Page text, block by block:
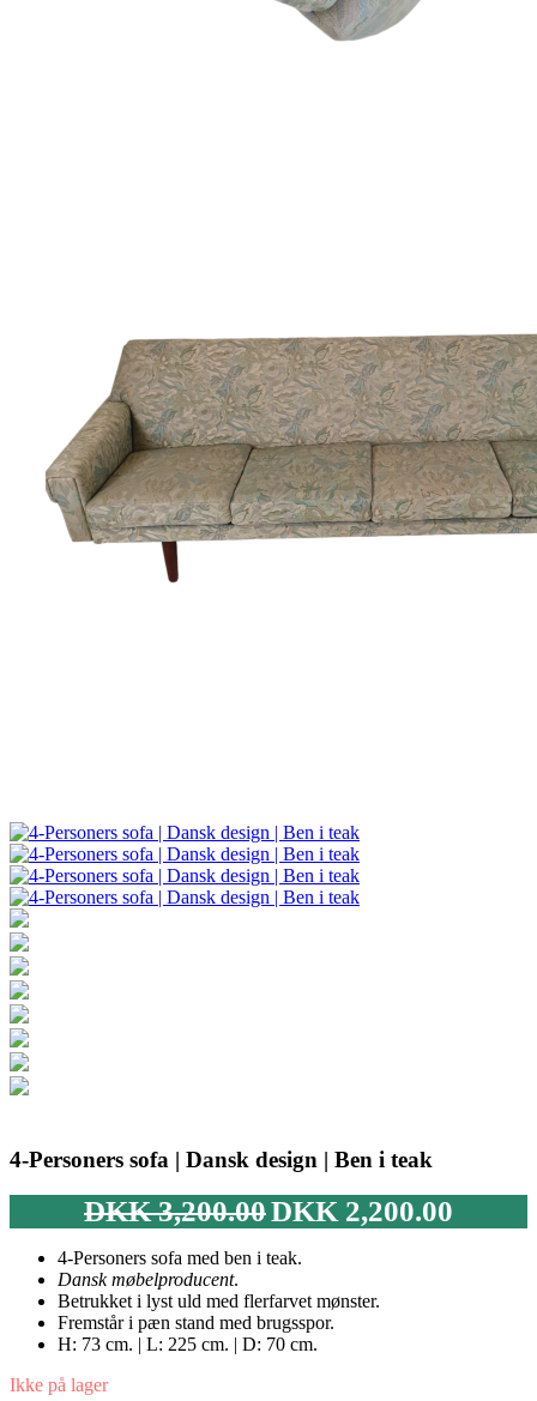
4-Personers sofa | Dansk design | Ben i teak
DKK3,200.00 Den
oprindelige
pris
var:
DKK 3,200.00.
DKK2,200.00aktuelle
4-Personers sofa med ben i teak.
Dansk møbelproducent.
Betrukket i lyst uld med flerfarvet mønster.
Fremstår i pæn stand med brugsspor.
H: 73 cm. | L: 225 cm. | D: 70 cm.
Ikke på lager